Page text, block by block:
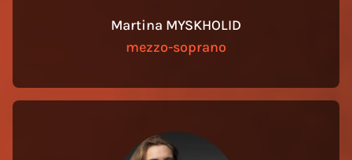
Martina MYSKHOLID
mezzo-soprano